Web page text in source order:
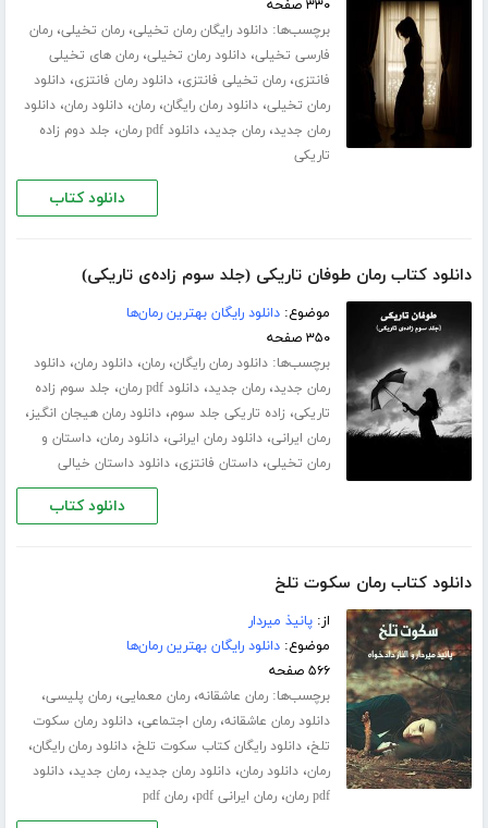
۳۳۰ صفحه
برچسب‌ها:دانلود رایگان رمان تخیلی،رمان تخیلی،رمان
فارسی تخیلی،دانلود رمان تخیلی،رمان های تخیلی
فانتزی،رمان تخیلی فانتزی،دانلود رمان فانتزی،دانلود
رمان تخیلی،دانلود رمان رایگان،رمان،دانلود رمان،دانلود
رمان جدید،رمان جدید،دانلود pdf رمان ، جلد دوم زاده
تاریکی
دانلود کتاب
دانلود کتاب رمان طوفان تاریکی (جلد سوم زاده‌ی تاریکی)
موضوع:دانلود رایگان بهترین رمان‌ها
۳۵۰ صفحه
برچسب‌ها:دانلود رمان رایگان،رمان،دانلود رمان،دانلود
رمان جدید،رمان جدید،دانلود pdf رمان ، جلد سوم زاده
تاریکی، زاده تاریکی جلد سوم،دانلود رمان هیجان انگیز،
رمان ایرانی،دانلود رمان ایرانی،دانلود رمان،داستان و
رمان تخیلی،داستان فانتزی،دانلود داستان خیالی
دانلود کتاب
دانلود کتاب رمان سکوت تلخ
از:پانیذ میردار
موضوع:دانلود رایگان بهترین رمان‌ها
۵۶۶ صفحه
برچسب‌ها:رمان عاشقانه،رمان معمایی،رمان پلیسی،
دانلود رمان عاشقانه،رمان اجتماعی،دانلود رمان سکوت
تلخ،دانلود رایگان کتاب سکوت تلخ،دانلود رمان رایگان،
رمان،دانلود رمان،دانلود رمان جدید،رمان جدید،دانلود
pdf رمان
،رمان ایرانی pdf ،رمان pdf